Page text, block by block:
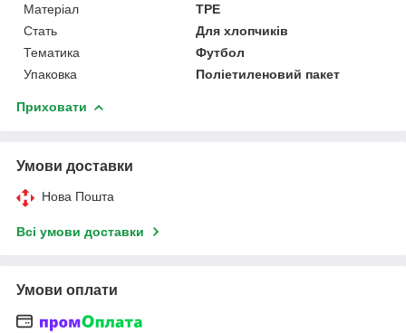
Матеріал
TPE
Стать
Для хлопчиків
Тематика
Футбол
Упаковка
Поліетиленовий пакет
Приховати
Умови доставки
Нова Пошта
Всі умови доставки
Умови оплати